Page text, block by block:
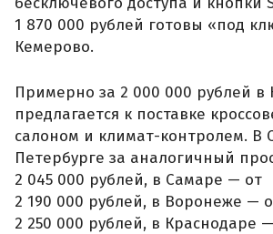
1 870 000 рублей готовы «под
Кемерово.
Примерно за 2 000 000 рублей в
предлагается к поставке
салоном и климат-контролем. В
Петербурге за аналогичный
2 045 000 рублей, в Самаре — от
2 190 000 рублей, в Воронеже —
2 250 000 рублей, в Краснодаре